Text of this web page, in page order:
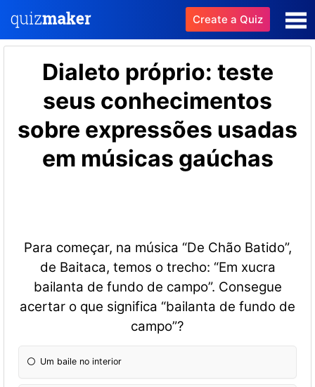
Create a Quiz
Dialeto próprio: teste
seus conhecimentos
sobre expressões usadas
em músicas gaúchas
Para começar, na música “De Chão Batido”,
de Baitaca, temos o trecho: “Em xucra
bailanta de fundo de campo”. Consegue
acertar o que significa “bailanta de fundo de
campo”?
Um baile no interior